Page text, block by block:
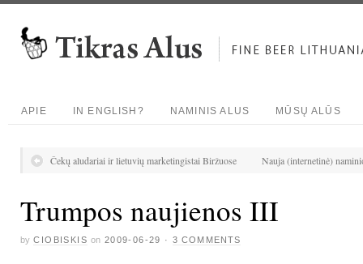
APIE IN ENGLISH? NAMINIS ALUS MŪSŲ ALŪS
Čekų aludariai ir lietuvių marketingistai Biržuose Nauja (internetinė)
Trumpos naujienos III
by CIOBISKIS on 2009-06-29 ·3 COMMENTS